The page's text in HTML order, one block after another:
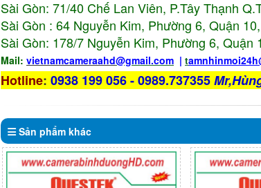
Sài Gòn: 71/40 Chế Lan Viên, P.Tây Thạnh
Sài Gòn : 64 Nguyễn Kim, Phường 6, Quận 10,
Sài Gòn: 178/7 Nguyễn Kim, Phường 6, Quận
Mail: vietnamcameraahd@gmail.com | t
Hotline: 0938 199 056 - 0989.737355
Sản phẩm khác